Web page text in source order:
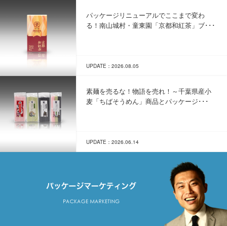
パッケージリニューアルでここまで変わ
る！南山城村・童東園「京都和紅茶」ブ･･･
UPDATE：2026.08.05
素麺を売るな！物語を売れ！～千葉県産小
麦「ちばそうめん」商品とパッケージ･･･
UPDATE：2026.06.14